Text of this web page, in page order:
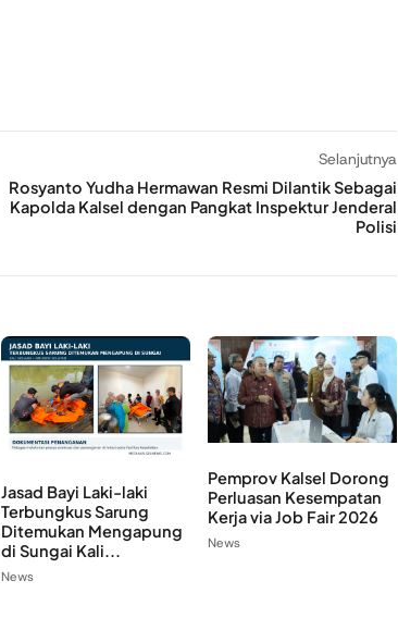
Selanjutnya
Rosyanto Yudha Hermawan Resmi Dilantik Sebagai
Kapolda Kalsel dengan Pangkat Inspektur Jenderal
Polisi
Jasad Bayi Laki-laki
Terbungkus Sarung
Ditemukan Mengapung
di Sungai Kali...
News
Pemprov Kalsel Dorong
Perluasan Kesempatan
Kerja via Job Fair 2026
News